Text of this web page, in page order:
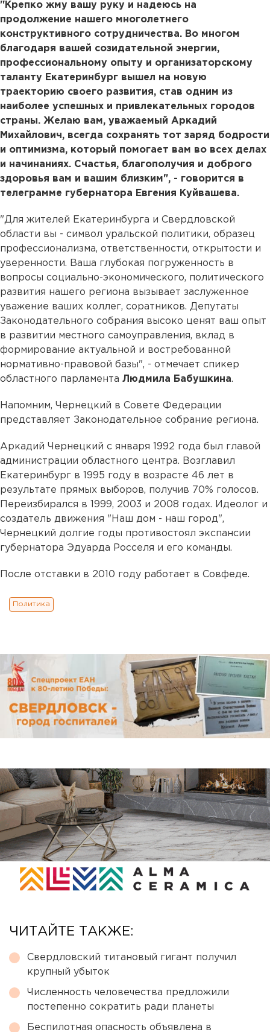
"Крепко жму вашу руку и надеюсь на
продолжение нашего многолетнего
конструктивного сотрудничества. Во многом
благодаря вашей созидательной энергии,
профессиональному опыту и организаторскому
таланту Екатеринбург вышел на новую
траекторию своего развития, став одним из
наиболее успешных и привлекательных городов
страны. Желаю вам, уважаемый Аркадий
Михайлович, всегда сохранять тот заряд бодрости
и оптимизма, который помогает вам во всех делах
и начинаниях. Счастья, благополучия и доброго
здоровья вам и вашим близким", - говорится в
телеграмме губернатора Евгения Куйвашева.
"Для жителей Екатеринбурга и Свердловской
области вы - символ уральской политики, образец
профессионализма, ответственности, открытости и
уверенности. Ваша глубокая погруженность в
вопросы социально-экономического, политического
развития нашего региона вызывает заслуженное
уважение ваших коллег, соратников. Депутаты
Законодательного собрания высоко ценят ваш опыт
в развитии местного самоуправления, вклад в
формирование актуальной и востребованной
нормативно-правовой базы", - отмечает спикер
областного парламента Людмила Бабушкина.
Напомним, Чернецкий в Совете Федерации
представляет Законодательное собрание региона.
Аркадий Чернецкий с января 1992 года был главой
администрации областного центра. Возглавил
Екатеринбург в 1995 году в возрасте 46 лет в
результате прямых выборов, получив 70% голосов.
Переизбирался в 1999, 2003 и 2008 годах. Идеолог и
создатель движения "Наш дом - наш город",
Чернецкий долгие годы противостоял экспансии
губернатора Эдуарда Росселя и его команды.
После отставки в 2010 году работает в Совфеде.
Политика
ЧИТАЙТЕ ТАКЖЕ:
Свердловский титановый гигант получил
крупный убыток
Численность человечества предложили
постепенно сократить ради планеты
Беспилотная опасность объявлена в